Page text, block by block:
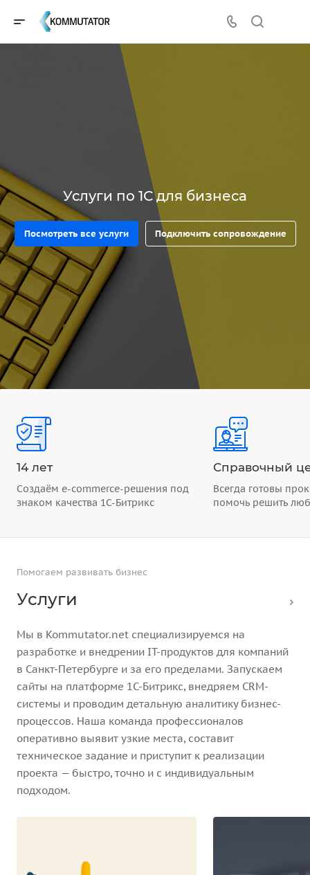
Услуги по 1С для бизнеса
Посмотреть все услуги Подключить сопровождение
14 лет
Создаём e-commerce-решения под
знаком качества 1С-Битрикс
Справочный
Всегда готовы
помочь решить
Помогаем развивать бизнес
Услуги
Мы в Kommutator.net специализируемся на
разработке и внедрении IT-продуктов для компаний
в Санкт-Петербурге и за его пределами. Запускаем
сайты на платформе 1С-Битрикс, внедряем CRM-
системы и проводим детальную аналитику бизнес-
процессов. Наша команда профессионалов
оперативно выявит узкие места, составит
техническое задание и приступит к реализации
проекта — быстро, точно и с индивидуальным
подходом.